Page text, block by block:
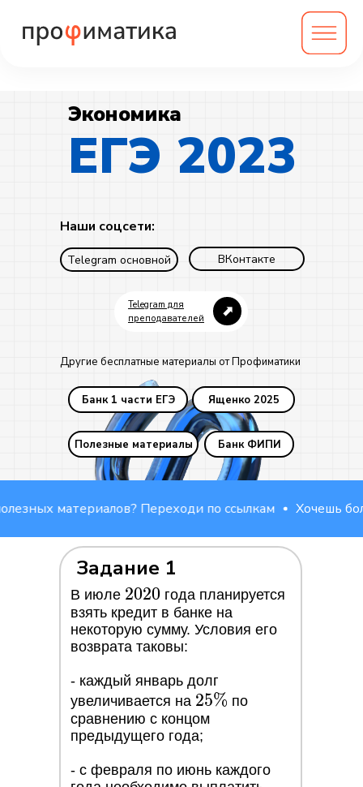
Экономика
ЕГЭ 2023
ВКонтакте
Telegram основной
Другие бесплатные материалы от Профиматики
Банк 1 части ЕГЭ Ященко 2025
Банк ФИПИ
Полезные материалы
Telegram для
преподавателей
⬈
Наши соцсети:
материалов? Переходи по ссылкам Хочешь
Задание 1
В июле 2020
2020 года планируется
взять кредит в банке на
некоторую сумму. Условия его
возврата таковы:
- каждый январь долг
увеличивается на 25\%
25% по
сравнению с концом
предыдущего года;
- с февраля по июнь каждого